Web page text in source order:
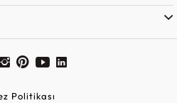
Politikası